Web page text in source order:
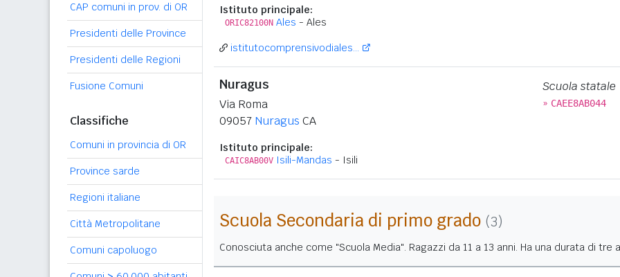
CAP comuni in prov. di OR
Presidenti delle Province
Presidenti delle Regioni
Fusione Comuni
Classifiche
Comuni in provincia di OR
Province sarde
Regioni italiane
Città Metropolitane
Comuni capoluogo
Istituto principale:
ORIC82100N Ales - Ales
istitutocomprensivodiales...
Nuragus
Via Roma
09057 Nuragus CA
Istituto principale:
CAIC8AB00V Isili-Mandas - Isili
Scuola statale
» CAEE8AB044
Scuola Secondaria di primo grado (3)
Conosciuta anche come "Scuola Media". Ragazzi da 11 a 13 anni. Ha una durata di tre